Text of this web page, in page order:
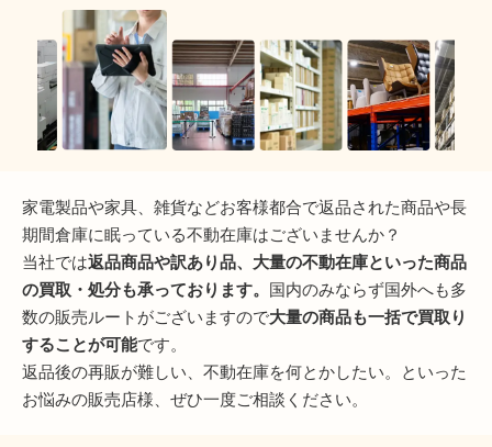
家電製品や家具、雑貨などお客様都合で返品された商品や長
期間倉庫に眠っている不動在庫はございませんか？
当社では返品商品や訳あり品、大量の不動在庫といった商品
の買取・処分も承っております。 国内のみならず国外へも多
数の販売ルートがございますので大量の商品も一括で買取り
することが可能です。
返品後の再販が難しい、不動在庫を何とかしたい。といった
お悩みの販売店様、ぜひ一度ご相談ください。